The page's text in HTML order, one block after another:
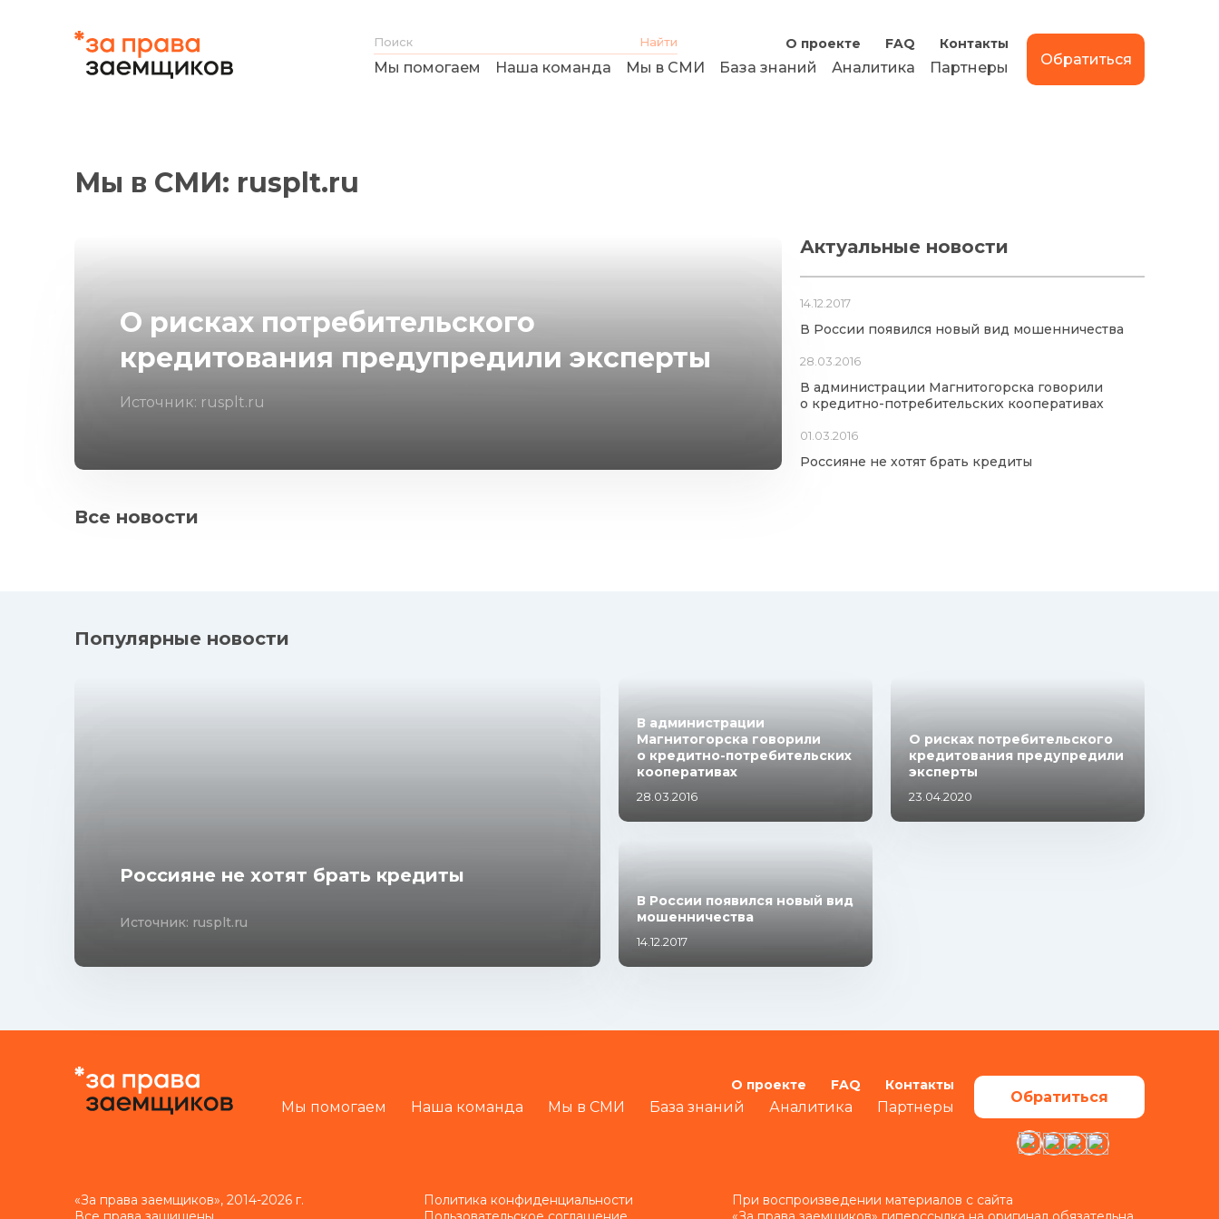
О проекте FAQ Контакты
Мы помогаем Наша команда Мы в СМИ База знаний Аналитика Партнеры Обратиться
Мы в СМИ: rusplt.ru
О рисках потребительского
кредитования предупредили эксперты
Источник: rusplt.ru
Актуальные новости
14.12.2017
В России появился новый вид мошенничества
28.03.2016
В администрации Магнитогорска говорили
о кредитно-потребительских кооперативах
01.03.2016
Россияне не хотят брать кредиты
Все новости
Популярные новости
Россияне не хотят брать кредиты
Источник: rusplt.ru
В администрации
Магнитогорска говорили
о кредитно-потребительских
кооперативах
28.03.2016
О рисках потребительского
кредитования предупредили
эксперты
23.04.2020
В России появился новый вид
мошенничества
14.12.2017
Мы помогаем Наша команда Мы в СМИ База знаний Аналитика Партнеры
О проекте FAQ Контакты
Обратиться
«За права заемщиков», 2014-2026 г.
Политика конфиденциальности
При воспроизведении материалов с сайта